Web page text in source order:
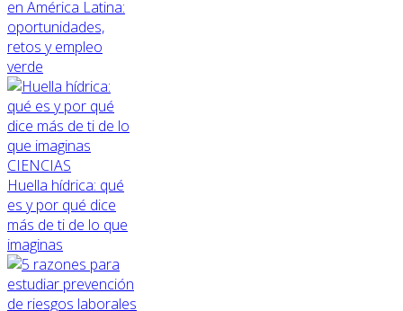
en América Latina:
oportunidades,
retos y empleo
verde
CIENCIAS
Huella hídrica: qué
es y por qué dice
más de ti de lo que
imaginas